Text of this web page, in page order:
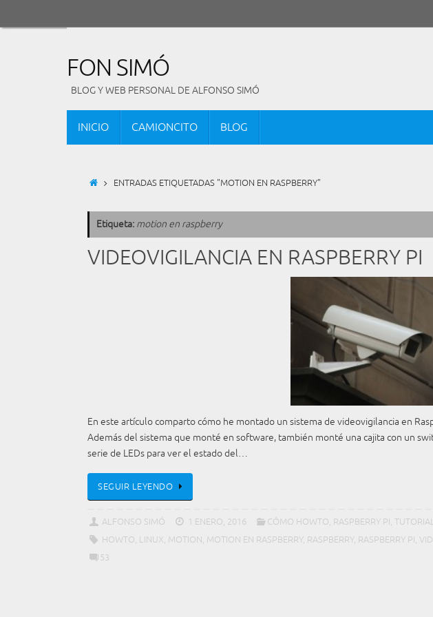
FON SIMÓ
BLOG Y WEB PERSONAL DE ALFONSO SIMÓ
CONTENIDO
INICIO CAMIONCITO BLOG
INICIOENTRADAS ETIQUETADAS "MOTION EN RASPBERRY"
Etiqueta: motion en raspberry
VIDEOVIGILANCIA EN RASPBERRY PI
En este artículo comparto cómo he montado un sistema de videovigilancia en
Además del sistema que monté en software, también monté una cajita con un
serie de LEDs para ver el estado del…
SEGUIR LEYENDO
ALFONSO SIMÓ 1 ENERO, 2016 CÓMO HOWTO, RASPBERRY PI,
HOWTO, LINUX, MOTION, MOTION EN RASPBERRY, RASPBERRY, RASPBERRY PI,
53